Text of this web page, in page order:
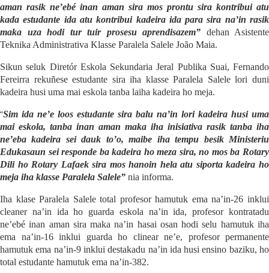
aman rasik ne’ebé inan aman sira mos prontu sira kontribui atu
kada estudante ida atu kontribui kadeira ida para sira na’in rasik
maka uza hodi tur tuir prosesu aprendisazem” dehan Asistente
Teknika Administrativa Klasse Paralela Salele João Maia.
Sikun seluk Diretór Eskola SekundariaJeral Publika Suai, Fernando
Fereirra rekuñese estudante sira iha klasse Paralela Salele lori duni
kadeira husi uma mai eskola tanba laiha kadeira ho meja.
“Sim ida ne’e loos estudante sira balu na’in lori kadeira husi uma
mai eskola, tanba inan aman maka iha inisiativa rasik tanba iha
ne’eba kadeira sei dauk to’o, maibe iha tempu besik Ministeriu
Edukasaun sei responde ba kadeira ho meza sira, no mos ba Rotary
Dili ho Rotary Lafaek sira mos hanoin hela atu siporta kadeira ho
meja iha klasse Paralela Salele” nia informa.
Iha klase Paralela Salele total profesor hamutuk ema na’in-26 inklui
cleaner na’in ida ho guarda eskola na’in ida, profesor kontratadu
ne’ebé inan aman sira maka na’in hasai osan hodi selu hamutuk iha
ema na’in-16 inklui guarda ho clinear ne’e, profesor permanente
hamutuk ema na’in-9 inklui destakadu na’in ida husi ensino baziku, ho
total estudante hamutuk ema na’in-382.